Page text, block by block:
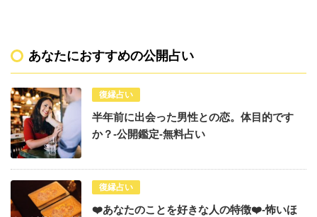
あなたにおすすめの公開占い
復縁占い
半年前に出会った男性との恋。体目的です
か？-公開鑑定-無料占い
復縁占い
❤️あなたのことを好きな人の特徴❤️-怖いほ